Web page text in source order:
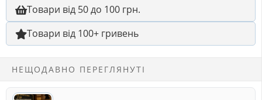
Товари від 50 до 100 грн.
Товари від 100+ гривень
НЕЩОДАВНО ПЕРЕГЛЯНУТІ